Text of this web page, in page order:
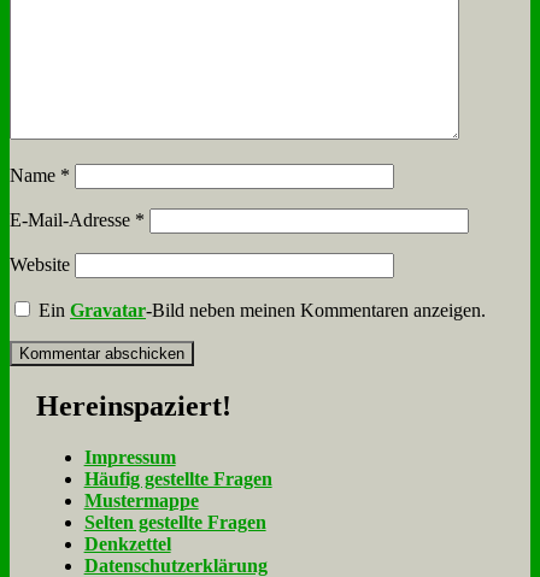
Name *
E-Mail-Adresse *
Website
EinGravatar-Bild neben meinen Kommentaren anzeigen.
Her­ein­spa­ziert!
Im­pres­sum
Häu­fig ge­stell­te Fra­gen
Mu­ster­map­pe
Sel­ten ge­stell­te Fra­gen
Denk­zet­tel
Da­ten­schutz­er­klä­rung